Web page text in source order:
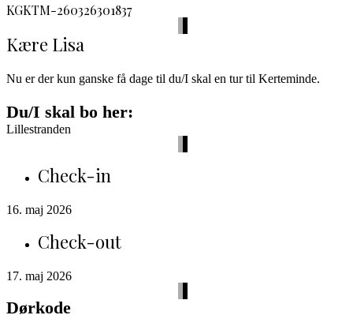
facebook
envelope-
phone-
KGKTM-260326301837
Kære Lisa
Nu er der kun ganske få dage til du/I skal en tur til Kerteminde.
Du/I skal bo her:
Lillestranden
Check-in
16. maj 2026
Check-out
17. maj 2026
Dørkode